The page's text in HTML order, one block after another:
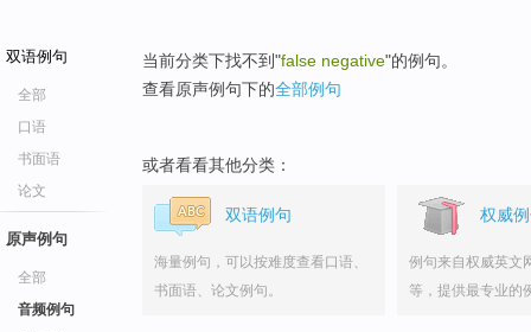
双语例句
全部
口语
书面语
论文
原声例句
全部
音频例句
当前分类下找不到"false negative"的例句。
查看原声例句下的全部例句
或者看看其他分类：
双语例句
海量例句，可以按难度查看口语、
书面语、论文例句。
权威
例句来自权威英文
等，提供最专业的